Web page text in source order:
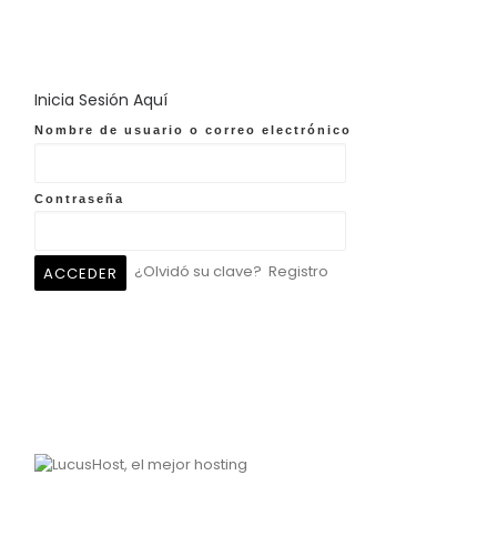
Inicia Sesión Aquí
Nombre de usuario o correo electrónico
Contraseña
¿Olvidó su clave? Registro